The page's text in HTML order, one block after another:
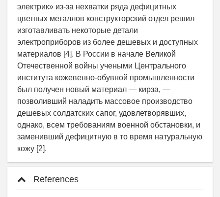
электрик» из-за нехватки ряда дефицитных
цветных металлов конструкторский отдел решил
изготавливать некоторые детали
электроприборов из более дешевых и доступных
материалов [4]. В России в начале Великой
Отечественной войны учеными Центрального
института кожевенно-обувной промышленности
был получен новый материал — кирза, —
позволивший наладить массовое производство
дешевых солдатских сапог, удовлетворявших,
однако, всем требованиям военной обстановки, и
заменивший дефицитную в то время натуральную
кожу [2].
References